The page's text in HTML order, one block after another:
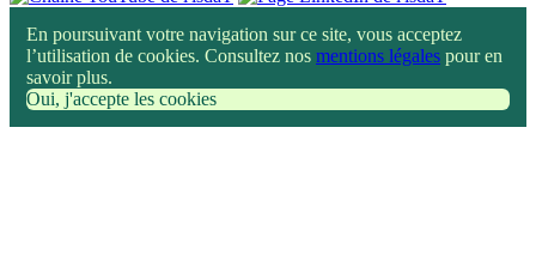
En poursuivant votre navigation sur ce site, vous acceptez
l’utilisation de cookies. Consultez nos mentions légales pour en
savoir plus.
Oui, j'accepte les cookies